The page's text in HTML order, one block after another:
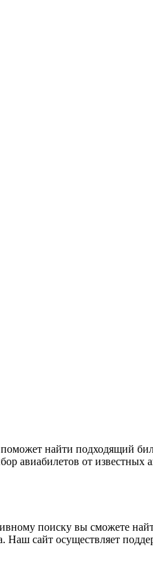
найти подходящий
авиабилетов от известных
поиску вы сможете
сайт осуществляет